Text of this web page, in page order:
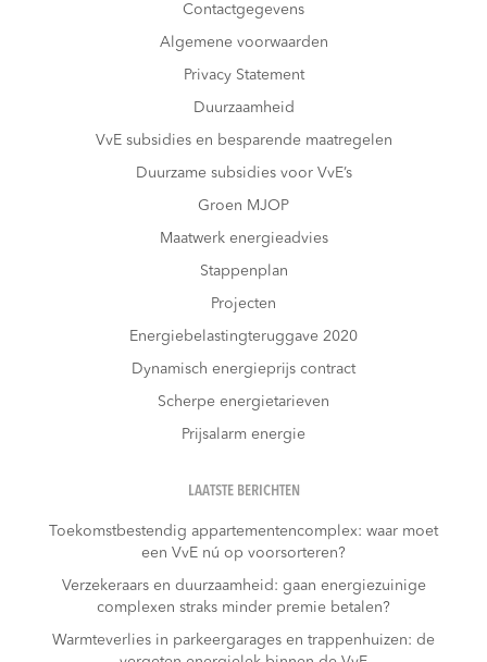
Contactgegevens
Algemene voorwaarden
Privacy Statement
Duurzaamheid
VvE subsidies en besparende maatregelen
Duurzame subsidies voor VvE’s
Groen MJOP
Maatwerk energieadvies
Stappenplan
Projecten
Energiebelastingteruggave 2020
Dynamisch energieprijs contract
Scherpe energietarieven
Prijsalarm energie
LAATSTE BERICHTEN
Toekomstbestendig appartementencomplex: waar moet
een VvE nú op voorsorteren?
Verzekeraars en duurzaamheid: gaan energiezuinige
complexen straks minder premie betalen?
Warmteverlies in parkeergarages en trappenhuizen: de